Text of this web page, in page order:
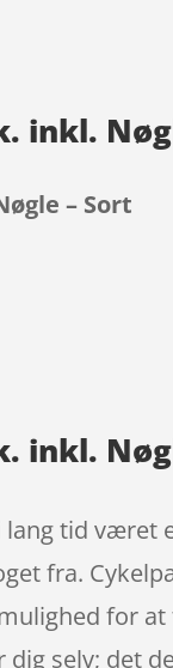
inkl.
– Sort
inkl.
lang tid været
fra.
for
selv; det